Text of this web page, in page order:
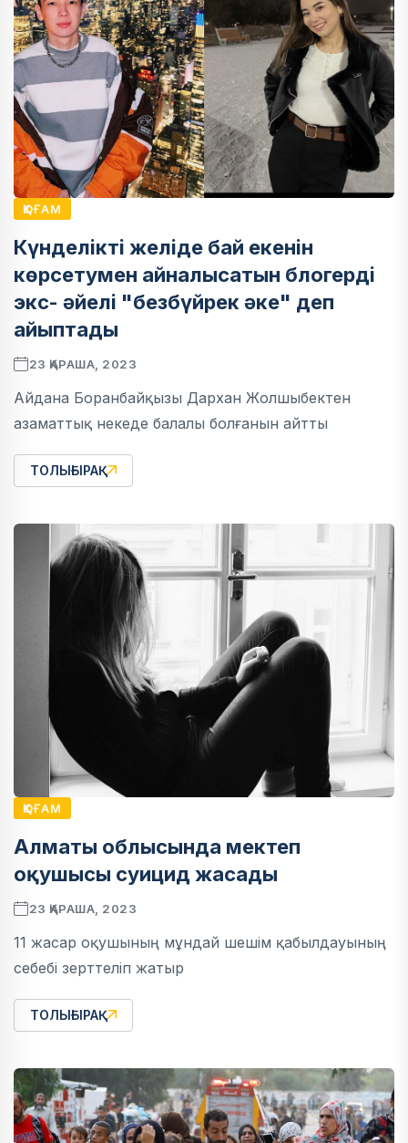
ҚОҒАМ
Күнделікті желіде бай екенін
көрсетумен айналысатын блогерді
экс- әйелі "безбүйрек әке" деп
айыптады
23 ҚАРАША, 2023
Айдана Боранбайқызы Дархан Жолшыбектен
азаматтық некеде балалы болғанын айтты
ТОЛЫҒЫРАҚ
ҚОҒАМ
Алматы облысында мектеп
оқушысы суицид жасады
23 ҚАРАША, 2023
11 жасар оқушының мұндай шешім қабылдауының
себебі зерттеліп жатыр
ТОЛЫҒЫРАҚ